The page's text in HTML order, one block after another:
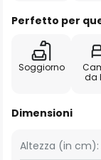
Perfetto per
Soggiorno
da
Dimensioni
Altezza (in cm):